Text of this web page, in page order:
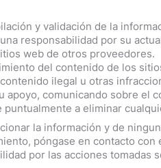
y validación de la
responsabilidad por su
web de otros proveedores.
del contenido de los
ilegal u otras
apoyo, comunicando sobre el
a eliminar
la información y de
póngase en contacto
por las acciones tomadas